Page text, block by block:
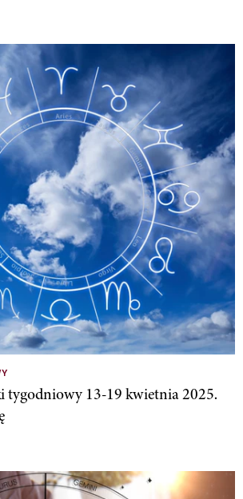
tygodniowy 13-19 kwietnia 2025.